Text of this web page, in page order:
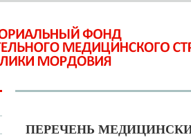
ПЕРЕЧЕНЬ